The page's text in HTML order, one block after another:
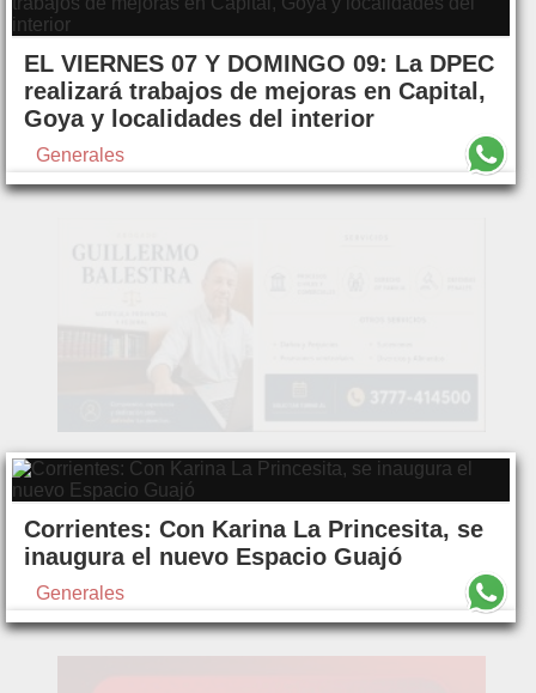
EL VIERNES 07 Y DOMINGO 09: La DPEC
realizará trabajos de mejoras en Capital,
Goya y localidades del interior
Generales
Corrientes: Con Karina La Princesita, se
inaugura el nuevo Espacio Guajó
Generales